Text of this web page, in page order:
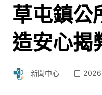
草屯鎮
造安心
新聞中心 2026